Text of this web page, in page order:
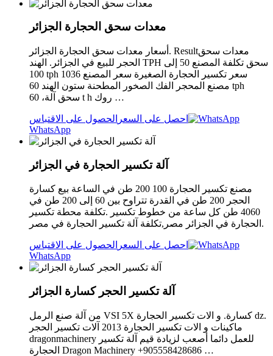
معدات سحق الحجارة الجزائر
أسعار معدات سحق الحجارة الجزائر. Resultمعدات سحق
الحجر للبيع في الجزائر. الهند TPH سحق تكلفة المصنع 50 إلى
100 tph سعر تكسير الحجارة الصغيرة سعر المصنع 1036
مصنع المحجر الفك الصخور المطحنة ستون الهند 60 tph
سحق آلة، 60 t h روك …
احصل على السعر الحصول على الاقتباس
WhatsApp
آلة تكسير الحجارة في الجزائر
مصنع تكسير الحجارة 100 200 طن في الساعة بيع كسارة
الحجر 200 طن في القدرة تتراوح بين 60 إلى 200 طن في
4060 طن كل ساعة من خطوط تكسير .تكلفة محطة تكسير
الحجارة في الجزائر مصر,تكلفة آلة تكسير الحجارة في مصر.
احصل على السعر الحصول على الاقتباس
WhatsApp
آلة تكسير الحجر كسارة الجزائر
من آلة صنع الرمل VSI 5X كسارة. و الات تكسير الحجارة dz.
ماكينات و الات تكسير الحجارة 2013 آلات تكسير الحجر
dragonmachinery للعمل دائما أصعب لزيادة قيم آلة تكسير
الحجارة Dragon Machinery +905558428686 …